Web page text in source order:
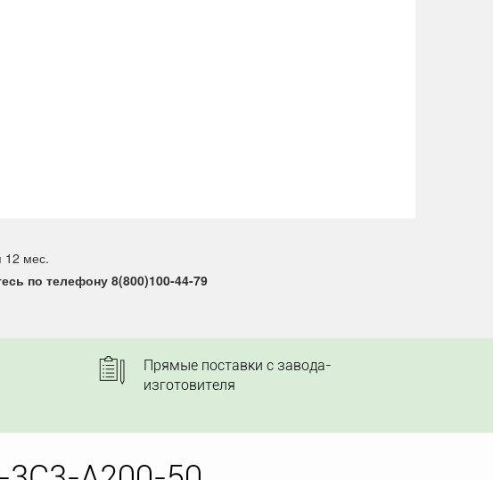
12 мес.
по телефону 8(800)100-44-79
Прямые поставки с завода-
изготовителя